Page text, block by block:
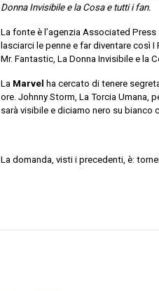
Donna Invisibile e la Cosa e tutti i fan.
La fonte è l’agenzia Associated
lasciarci le penne e far diventare così I
Mr. Fantastic, La Donna Invisibile e la
La Marvel ha cercato di tenere
ore. Johnny Storm, La Torcia Umana,
sarà visibile e diciamo nero su bianco
La domanda, visti i precedenti, è: